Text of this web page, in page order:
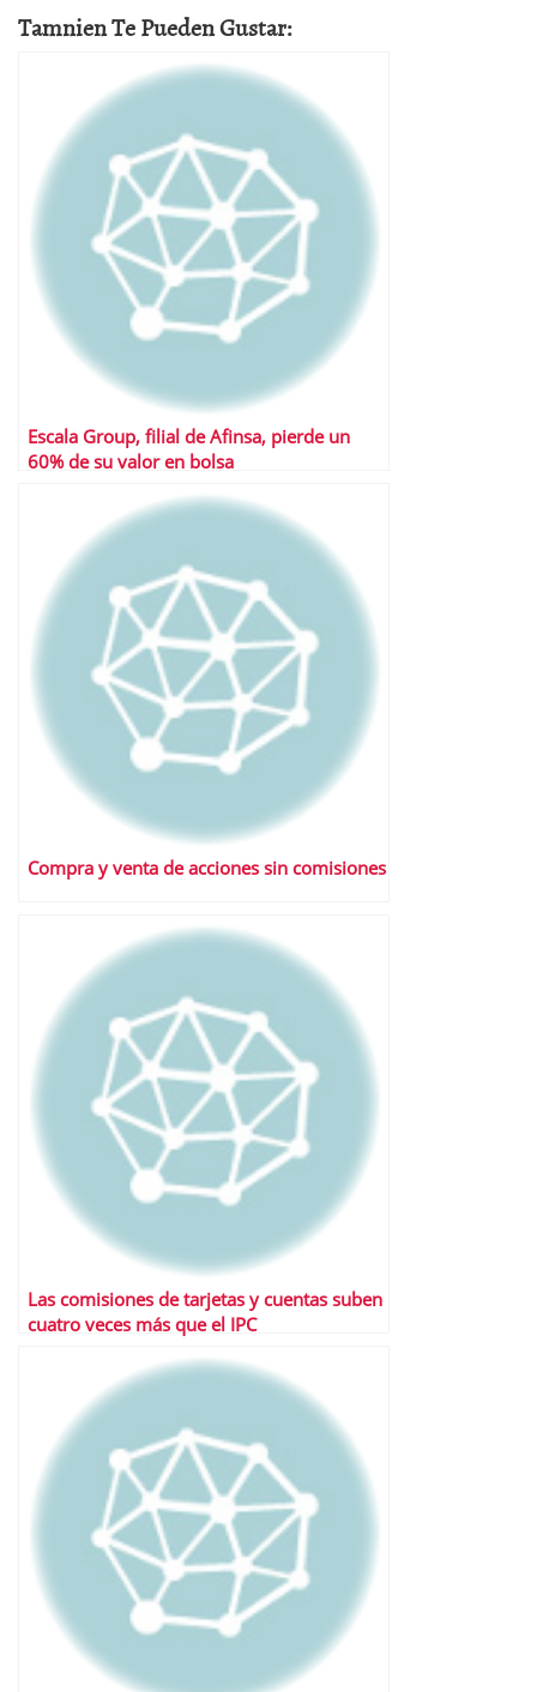
Tamnien Te Pueden Gustar:
Escala Group, filial de Afinsa, pierde un
60% de su valor en bolsa
Compra y venta de acciones sin comisiones
Las comisiones de tarjetas y cuentas suben
cuatro veces más que el IPC